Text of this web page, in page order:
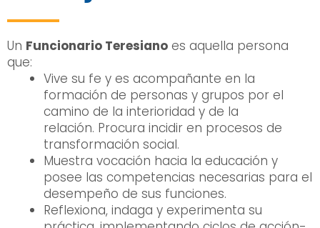
Un Funcionario Teresiano es aquella persona
que:
Vive su fe y es acompañante en la
formación de personas y grupos por el
camino de la interioridad y de la
relación. Procura incidir en procesos de
transformación social.
Muestra vocación hacia la educación y
posee las competencias necesarias para el
desempeño de sus funciones.
Reflexiona, indaga y experimenta su